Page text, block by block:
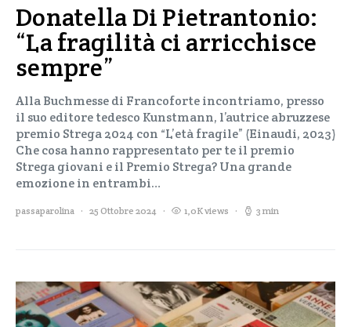
Donatella Di Pietrantonio:
“La fragilità ci arricchisce
sempre”
Alla Buchmesse di Francoforte incontriamo, presso
il suo editore tedesco Kunstmann, l’autrice abruzzese
premio Strega 2024 con “L’età fragile” (Einaudi, 2023)
Che cosa hanno rappresentato per te il premio
Strega giovani e il Premio Strega? Una grande
emozione in entrambi…
passaparolina 25 Ottobre 2024 1,0K views 3 min